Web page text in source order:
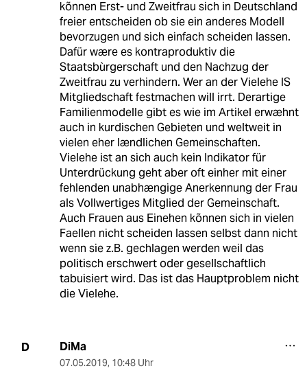
kõnnen Erst- und Zweitfrau sich in Deutschland
freier entscheiden ob sie ein anderes Modell
bevorzugen und sich einfach scheiden lassen.
Dafür wære es kontraproduktiv die
Staatsbùrgerschaft und den Nachzug der
Zweitfrau zu verhindern. Wer an der Vielehe IS
Mitgliedschaft festmachen will irrt. Derartige
Familienmodelle gibt es wie im Artikel erwæhnt
auch in kurdischen Gebieten und weltweit in
vielen eher lændlichen Gemeinschaften.
Vielehe ist an sich auch kein Indikator für
Unterdrückung geht aber oft einher mit einer
fehlenden unabhængige Anerkennung der Frau
als Vollwertiges Mitglied der Gemeinschaft.
Auch Frauen aus Einehen kõnnen sich in vielen
Faellen nicht scheiden lassen selbst dann nicht
wenn sie z.B. gechlagen werden weil das
politisch erschwert oder gesellschaftlich
tabuisiert wird. Das ist das Hauptproblem nicht
die Vielehe.
D DiMa
07.05.2019, 10:48 Uhr